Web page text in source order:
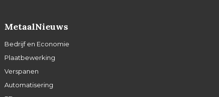
MetaalNieuws
Bedrijf en Economie
Plaatbewerking
Verspanen
Automatisering